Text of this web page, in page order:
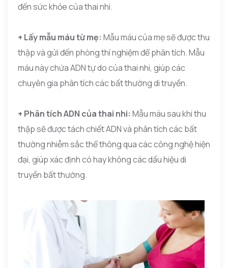
đến sức khỏe của thai nhi.
+ Lấy mẫu máu từ mẹ: Mẫu máu của mẹ sẽ được thu
thập và gửi đến phòng thí nghiệm để phân tích. Mẫu
máu này chứa ADN tự do của thai nhi, giúp các
chuyên gia phân tích các bất thường di truyền.
+ Phân tích ADN của thai nhi: Mẫu máu sau khi thu
thập sẽ được tách chiết ADN và phân tích các bất
thường nhiễm sắc thể thông qua các công nghệ hiện
đại, giúp xác định có hay không các dấu hiệu di
truyền bất thường.